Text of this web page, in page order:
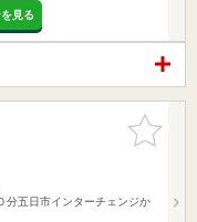
見る
お気に入
りに追加
分五日市インターチェンジか